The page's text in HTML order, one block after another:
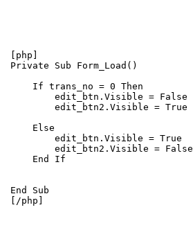
[php]
Private Sub Form_Load()
    If trans_no = 0 Then
        edit_btn.Visible = False
        edit_btn2.Visible = True
    Else
        edit_btn.Visible = True
        edit_btn2.Visible = False
    End If
End Sub
[/php]